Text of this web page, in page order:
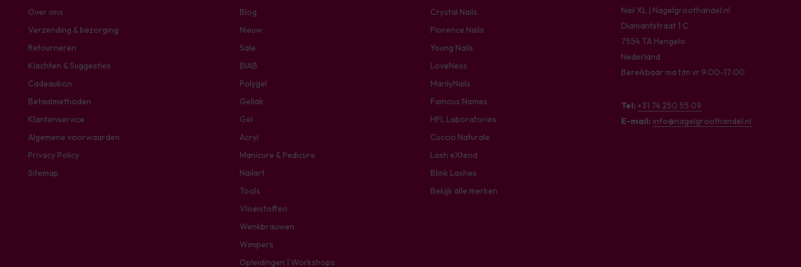
Over ons
Verzending & bezorging
Retourneren
Klachten & Suggesties
Cadeaubon
Betaalmethoden
Klantenservice
Algemene voorwaarden
Privacy Policy
Sitemap
Blog
Nieuw
Sale
BIAB
Polygel
Gellak
Gel
Acryl
Manicure & Pedicure
Nailart
Tools
Vloeistoffen
Wenkbrauwen
Wimpers
Opleidingen | Workshops
Crystal Nails
Florence Nails
Young Nails
LoveNess
MarilyNails
Famous Names
HFL Laboratories
Cuccio Naturale
Lash eXtend
Blink Lashes
Bekijk alle merken
Nail XL | Nagelgroothandel.nl
Diamantstraat 1 C
7554 TA Hengelo
Nederland
Bereikbaar ma t/m vr 9:00-17:00
Tel: +31 74 250 55 09
E-mail: info@nagelgroothandel.nl